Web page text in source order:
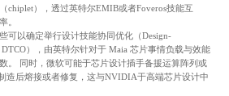
chiplet），透过英特尔EMIB或者Foveros技能互
。
可以确定举行设计技能协同优化（Design-
），由英特尔针对于 Maia 芯片事情负载与效能
。 同时，微软可能于芯片设计插手备援运算阵列或
造后熔接或者修复，这与NVIDIA于高端芯片设计中